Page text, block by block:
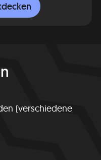
(verschiedene